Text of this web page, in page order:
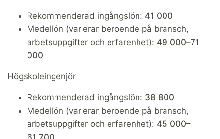
Rekommenderad ingångslön: 41 000
Medellön (varierar beroende på bransch,
arbetsuppgifter och erfarenhet): 49 000–71
000
Högskoleingenjör
Rekommenderad ingångslön: 38 800
Medellön (varierar beroende på bransch,
arbetsuppgifter och erfarenhet): 45 000–
61 700